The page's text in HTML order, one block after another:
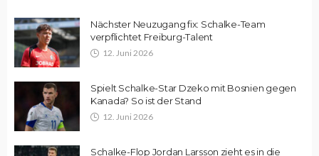
Nächster Neuzugang fix: Schalke-Team
verpflichtet Freiburg-Talent
12. Juni 2026
Spielt Schalke-Star Dzeko mit Bosnien gegen
Kanada? So ist der Stand
12. Juni 2026
Schalke-Flop Jordan Larsson zieht es in die